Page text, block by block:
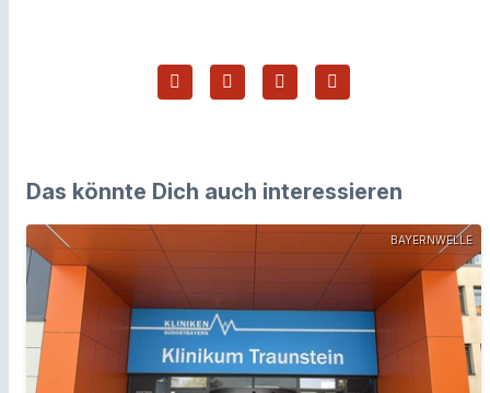
Das könnte Dich auch interessieren
BAYERNWELLE